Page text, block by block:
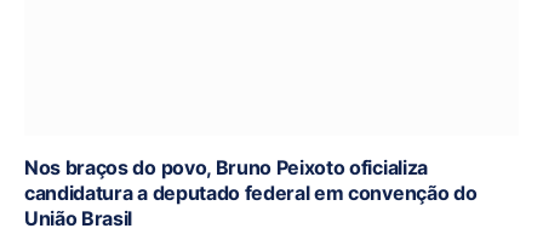
Nos braços do povo, Bruno Peixoto oficializa
candidatura a deputado federal em convenção do
União Brasil